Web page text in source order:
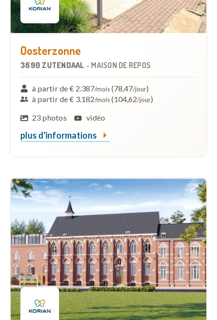
Oosterzonne
3690 ZUTENDAAL - MAISON DE REPOS
à partir de € 2.387/mois(78,47/jour)
à partir de € 3.182/mois(104,62/jour)
23 photos
vidéo
plus d'informations